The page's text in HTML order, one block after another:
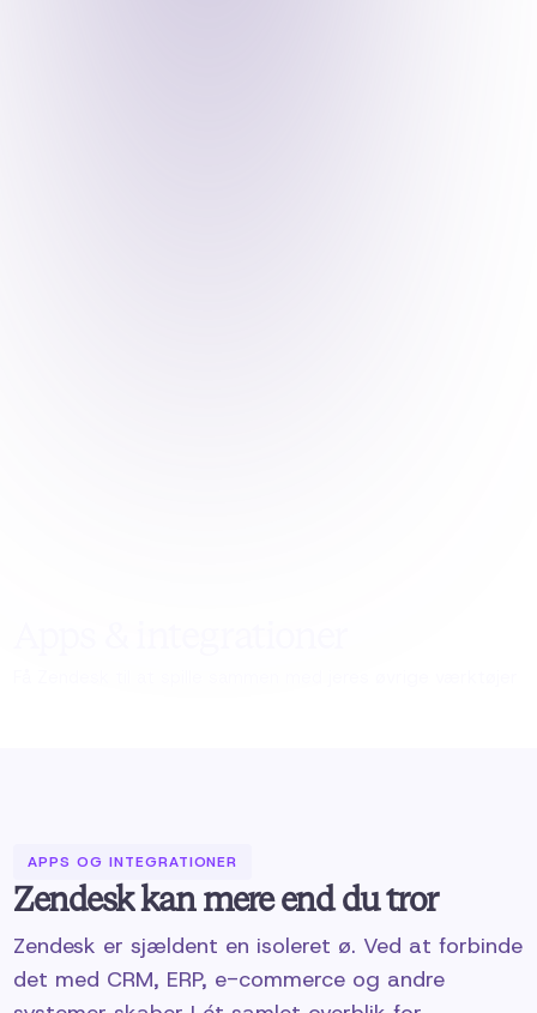
APPS OG INTEGRATIONER
Zendesk kan mere end du tror
Zendesk er sjældent en isoleret ø. Ved at forbinde
det med CRM, ERP, e-commerce og andre